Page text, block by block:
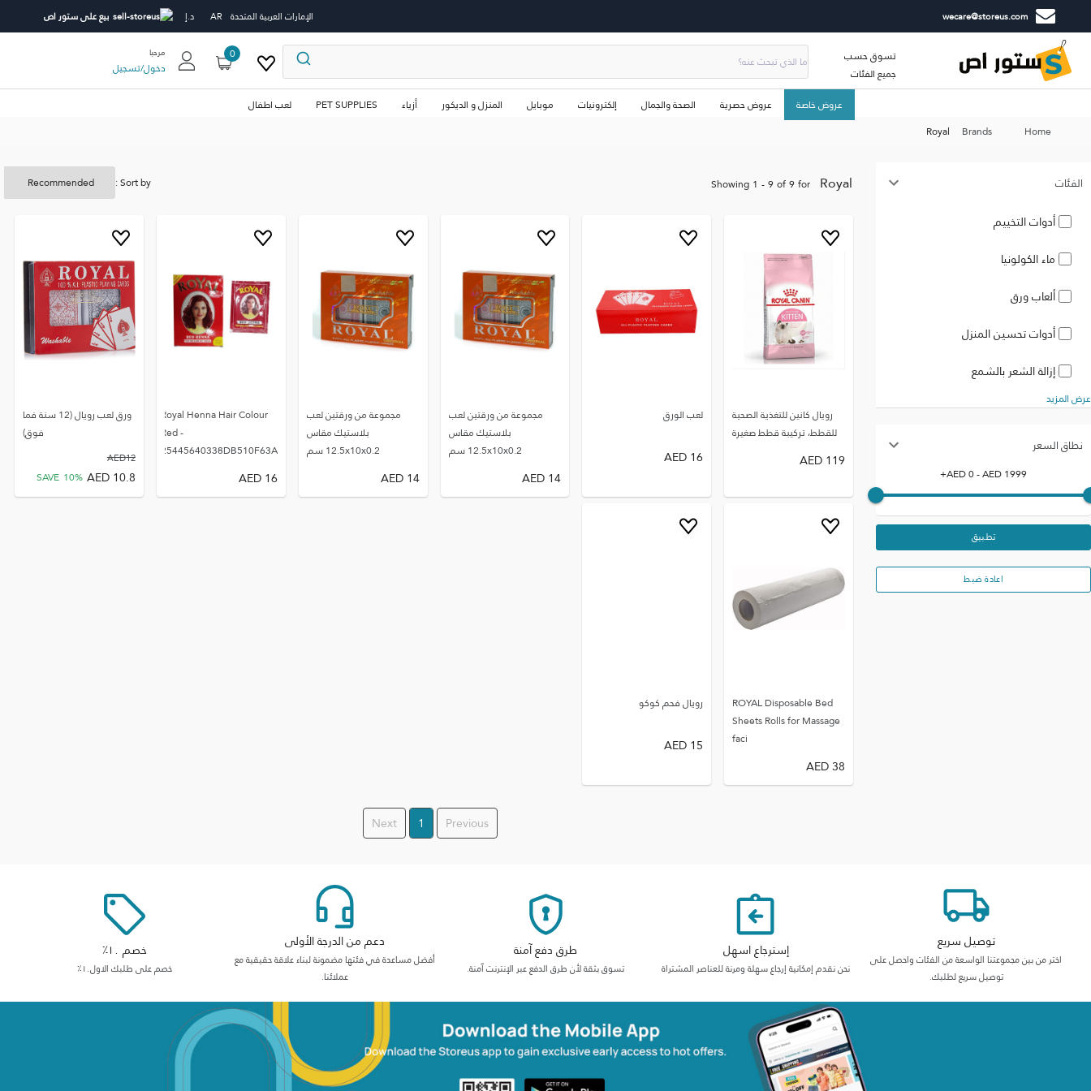
wecare@storeus.com الإمارات العربية المتحدة AR د.إ بيع على ستور اص
تسوق حسب
جميع الفئات
0 مرحبا
دخول/تسجيل
عروض خاصة عروض حصرية الصحة والجمال إلكترونيات موبايل المنزل و الديكور أزياء PET SUPPLIES
لعب اطفال
Home
Brands
Royal
الفئات
أدوات التخييم
ماء الكولونيا
ألعاب ورق
أدوات تحسين المنزل
إزالة الشعر بالشمع
عرض المزيد
نطاق السعر
AED0- AED1999
+
تطبيق
اعادة ضبط
Showing 1 -9of9for Royal
Sort by :
رويال كانين للتغذية الصحية
للقطط، تركيبة قطط صغيرة
119
AED
لعب الورق
16
AED
مجموعة من ورقتين لعب
بلاستيك مقاس
12.5x10x0.2 سم
14
AED
مجموعة من ورقتين لعب
بلاستيك مقاس
12.5x10x0.2 سم
14
AED
Royal Henna Hair Colour
Red -
25445640338DB510F63A
16
AED
ورق لعب رويال (12 سنة فما
فوق)
12
AED
10.8
AED
SAVE 10%
ROYAL Disposable Bed
Sheets Rolls for Massage
faci
38
AED
رويال فحم كوكو
15
AED
Previous
1
Next
توصيل سريع
اختر من بين مجموعتنا الواسعة من الفئات واحصل على
توصيل سريع لطلبك.
إسترجاع اسهل
نحن نقدم إمكانية إرجاع سهلة ومرنة للعناصر المشتراة
طرق دفع آمنة
تسوق بثقة لأن طرق الدفع عبر الإنترنت آمنة.
دعم من الدرجة الأولى
أفضل مساعدة في فئتها مضمونة لبناء علاقة حقيقية مع
عملائنا.
خصم ١٠٪
خصم على طلبك الاول١٠٪